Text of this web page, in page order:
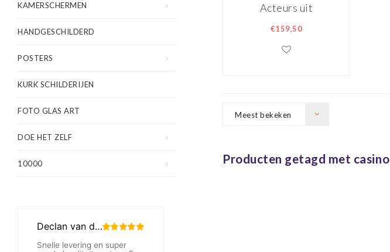
KAMERSCHERMEN
HANDGESCHILDERD
POSTERS
KURK SCHILDERIJEN
FOTO GLAS ART
DOE HET ZELF
10000
Acteurs uit
klassieke
80x120, prachtig
€159,50
Meest bekeken
Producten getagd met casino